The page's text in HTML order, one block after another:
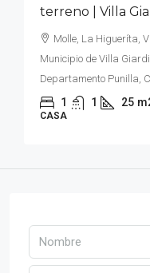
terreno | Villa
Molle, La Higueríta,
Municipio de Villa
Departamento Punilla,
1 1 25
CASA